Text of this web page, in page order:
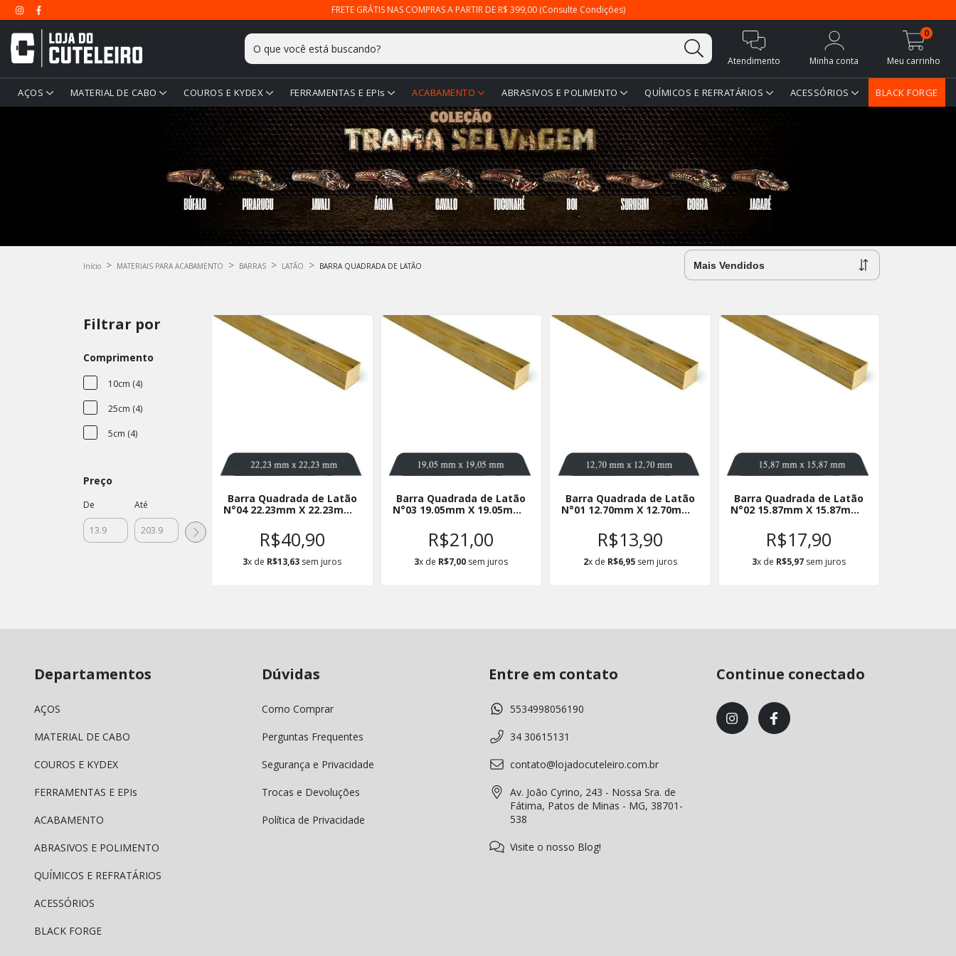
FRETE GRÁTIS NAS COMPRAS A PARTIR DE R$ 399,00 (Consulte Condições)
Atendimento Minha conta Meu carrinho
0
AÇOS MATERIAL DE CABO COUROS E KYDEX FERRAMENTAS E EPIs ACABAMENTO ABRASIVOS E POLIMENTO QUÍMICOS E REFRATÁRIOS ACESSÓRIOS BLACK FORGE
Início > MATERIAIS PARA ACABAMENTO > BARRAS > LATÃO > BARRA QUADRADA DE LATÃO
Filtrar por
Comprimento
10cm (4)
25cm (4)
5cm (4)
Preço
De Até
Barra Quadrada de Latão
N°04 22.23mm X 22.23mm -
R$40,90
3x de R$13,63 sem juros
Barra Quadrada de Latão
N°03 19.05mm X 19.05mm -
R$21,00
3x de R$7,00 sem juros
Barra Quadrada de Latão
N°01 12.70mm X 12.70mm -
R$13,90
2x de R$6,95sem juros
Barra Quadrada de Latão
N°02 15.87mm X 15.87mm -
R$17,90
3x de R$5,97 sem juros
Departamentos
AÇOS
MATERIAL DE CABO
COUROS E KYDEX
FERRAMENTAS E EPIs
ACABAMENTO
ABRASIVOS E POLIMENTO
QUÍMICOS E REFRATÁRIOS
ACESSÓRIOS
BLACK FORGE
Dúvidas
Como Comprar
Perguntas Frequentes
Segurança e Privacidade
Trocas e Devoluções
Política de Privacidade
Entre em contato
5534998056190
34 30615131
contato@lojadocuteleiro.com.br
Av. João Cyrino, 243 - Nossa Sra. de
Fátima, Patos de Minas - MG, 38701-
538
Visite o nosso Blog!
Continue conectado